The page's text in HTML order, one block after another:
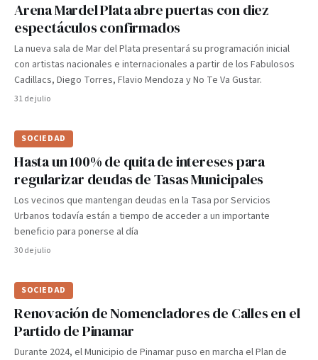
Arena Mardel Plata abre puertas con diez
espectáculos confirmados
La nueva sala de Mar del Plata presentará su programación inicial
con artistas nacionales e internacionales a partir de los Fabulosos
Cadillacs, Diego Torres, Flavio Mendoza y No Te Va Gustar.
31 de julio
SOCIEDAD
Hasta un 100% de quita de intereses para
regularizar deudas de Tasas Municipales
Los vecinos que mantengan deudas en la Tasa por Servicios
Urbanos todavía están a tiempo de acceder a un importante
beneficio para ponerse al día
30 de julio
SOCIEDAD
Renovación de Nomencladores de Calles en el
Partido de Pinamar
Durante 2024, el Municipio de Pinamar puso en marcha el Plan de